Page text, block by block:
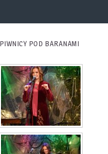
POD BARANAMI